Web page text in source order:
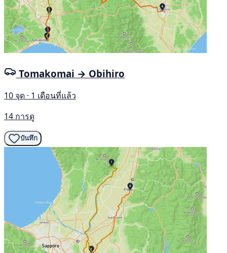
Tomakomai → Obihiro
10 จุด · 1 เดือนที่แล้ว
14 การดู
บันทึก